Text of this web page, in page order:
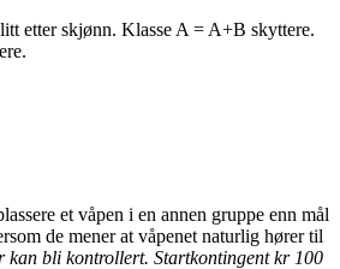
etter skjønn. Klasse A = A+B skyttere.
et våpen i en annen gruppe enn mål
de mener at våpenet naturlig hører til
kan bli kontrollert. Startkontingent kr 100